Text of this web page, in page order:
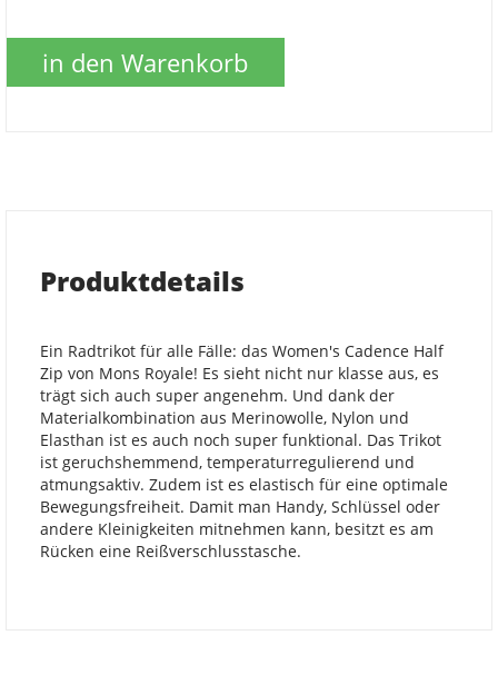
in den Warenkorb
Produktdetails
Ein Radtrikot für alle Fälle: das Women's Cadence Half
Zip von Mons Royale! Es sieht nicht nur klasse aus, es
trägt sich auch super angenehm. Und dank der
Materialkombination aus Merinowolle, Nylon und
Elasthan ist es auch noch super funktional. Das Trikot
ist geruchshemmend, temperaturregulierend und
atmungsaktiv. Zudem ist es elastisch für eine optimale
Bewegungsfreiheit. Damit man Handy, Schlüssel oder
andere Kleinigkeiten mitnehmen kann, besitzt es am
Rücken eine Reißverschlusstasche.